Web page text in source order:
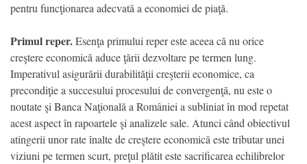
pentru funcţionarea adecvată a economiei de piaţă.
Primul reper.Esenţa primului reper este aceea că nu orice
creştere economică aduce ţării dezvoltare pe termen lung.
Imperativul asigurării durabilităţii creşterii economice, ca
precondiţie a succesului procesului de convergenţă, nu este o
noutate şi Banca Naţională a României a subliniat în mod repetat
acest aspect în rapoartele şi analizele sale. Atunci când obiectivul
atingerii unor rate înalte de creştere economică este tributar unei
viziuni pe termen scurt, preţul plătit este sacrificarea echilibrelor